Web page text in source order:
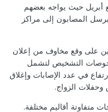
حيث يواجه بعضهم
المصابون إلى مراكز
على وقع مخاوف من إعلان
التشخيص لتشمل
مليونا وتسجيل ارتفاع في عدد الإصابات وإغلاق
وحفلات الزواج.
متفاوتة أقاليم مختلفة.